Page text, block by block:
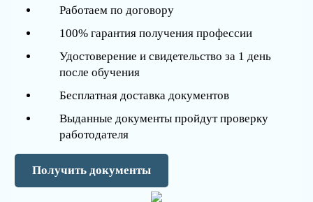
Работаем по договору
100% гарантия получения профессии
Удостоверение и свидетельство за 1 день
после обучения
Бесплатная доставка документов
Выданные документы пройдут проверку
работодателя
Получить документы